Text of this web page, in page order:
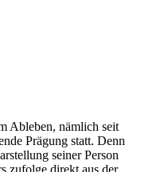
Ableben, nämlich seit
Prägung statt. Denn
seiner Person
zufolge direkt aus der